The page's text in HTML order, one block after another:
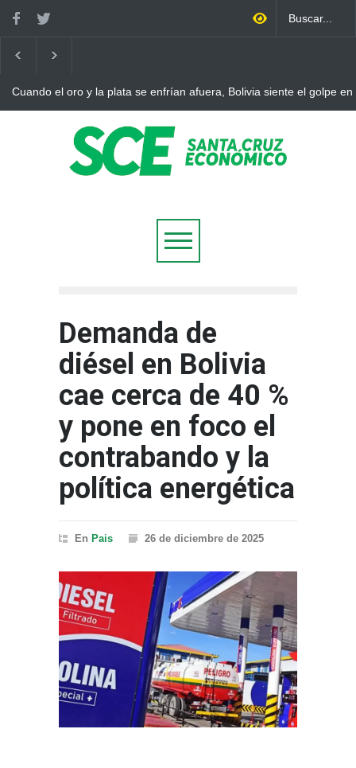
Cuando el oro y la plata se enfrían afuera, Bolivia siente el golpe en
Demanda de
diésel en Bolivia
cae cerca de 40 %
y pone en foco el
contrabando y la
política energética
En Pais 26 de diciembre de 2025